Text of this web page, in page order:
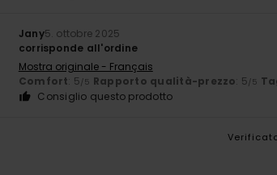
Jany5. ottobre 2025
corrisponde all'ordine
Mostra originale - Français
Comfort: 5/5 Rapporto qualità-prezzo: 5/5
Consiglio questo prodotto